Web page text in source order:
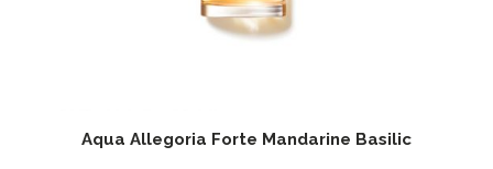
Aqua Allegoria Forte Mandarine Basilic